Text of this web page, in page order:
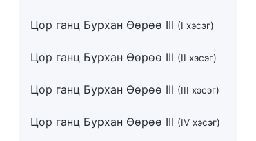
Цор ганц Бурхан Өөрөө III (I хэсэг)
Цор ганц Бурхан Өөрөө III (II хэсэг)
Цор ганц Бурхан Өөрөө III (III хэсэг)
Цор ганц Бурхан Өөрөө III (IV хэсэг)